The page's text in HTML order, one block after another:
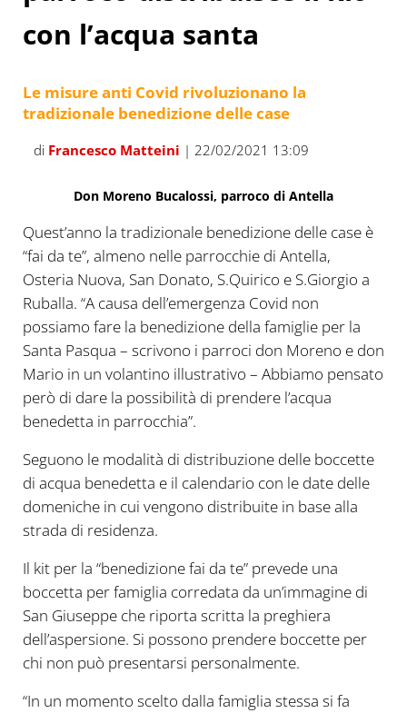
con l’acqua santa
Le misure anti Covid rivoluzionano la
tradizionale benedizione delle case
di Francesco Matteini | 22/02/2021 13:09
Don Moreno Bucalossi, parroco di Antella
Quest’anno la tradizionale benedizione delle case è
“fai da te”, almeno nelle parrocchie di Antella,
Osteria Nuova, San Donato, S.Quirico e S.Giorgio a
Ruballa. “A causa dell’emergenza Covid non
possiamo fare la benedizione della famiglie per la
Santa Pasqua – scrivono i parroci don Moreno e don
Mario in un volantino illustrativo – Abbiamo pensato
però di dare la possibilità di prendere l’acqua
benedetta in parrocchia”.
Seguono le modalità di distribuzione delle boccette
di acqua benedetta e il calendario con le date delle
domeniche in cui vengono distribuite in base alla
strada di residenza.
Il kit per la “benedizione fai da te” prevede una
boccetta per famiglia corredata da un’immagine di
San Giuseppe che riporta scritta la preghiera
dell’aspersione. Si possono prendere boccette per
chi non può presentarsi personalmente.
“In un momento scelto dalla famiglia stessa si fa